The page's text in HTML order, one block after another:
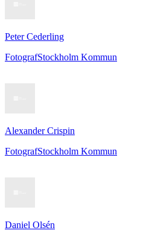
Peter Cederling
FotografStockholm Kommun
Alexander Crispin
FotografStockholm Kommun
Daniel Olsén